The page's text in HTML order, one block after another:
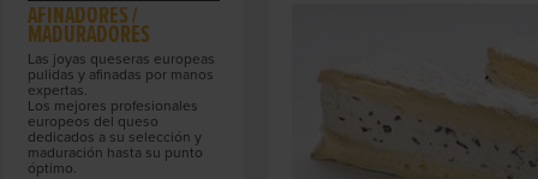
AFINADORES /
MADURADORES
Las joyas queseras europeas
pulidas y afinadas por manos
expertas.
Los mejores profesionales
europeos del queso
dedicados a su selección y
maduración hasta su punto
óptimo.